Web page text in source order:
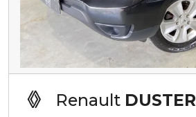
Renault DUSTER